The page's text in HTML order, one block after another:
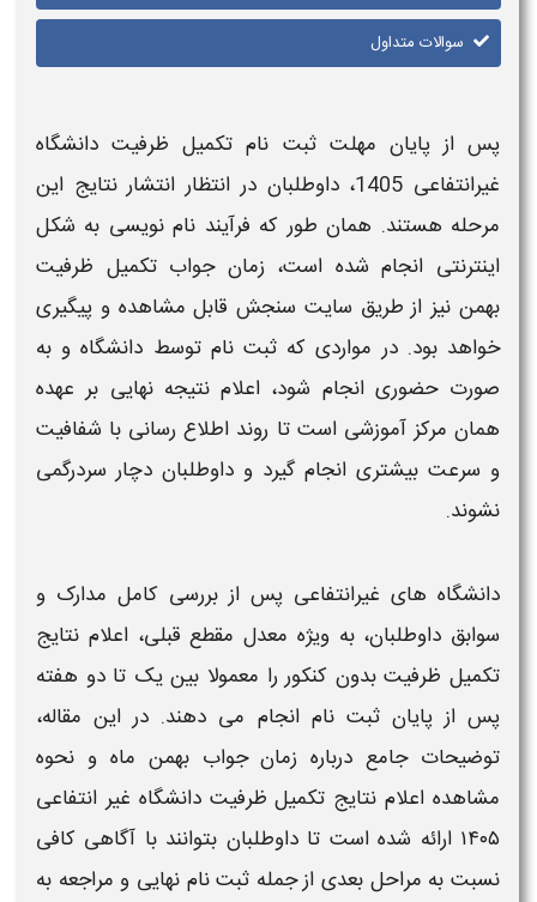
سوالات متداول
پس از پایان مهلت ثبت‌ نام تکمیل ظرفیت دانشگاه
غیرانتفاعی 1405
، داوطلبان در انتظار انتشارنتایج این
مرحله هستند. همان‌ طور که فرآیند نام‌ نویسی به شکل
اینترنتی انجام شده است، زمان جواب تکمیل ظرفیت
بهمن نیز از طریق سایت سنجش قابل مشاهده و پیگیری
خواهد بود. در مواردی که ثبت‌ نام توسط دانشگاهو به‌
صورت حضوری انجام شود، اعلام نتیجه نهایی بر عهده
همان مرکز آموزشی است تا روند اطلاع‌ رسانی با شفافیت
و سرعت بیشتری انجام گیرد و داوطلبان دچار سردرگمی
نشوند.
دانشگاه‌ های غیرانتفاعی پس از بررسی کامل مدارک و
سوابق داوطلبان، به‌ ویژه معدل مقطع قبلی،اعلام نتایج
تکمیل ظرفیت بدون کنکوررا معمولا بین یک تا دو هفته
پس از پایان ثبت‌ نام انجام می‌ دهند. در این مقاله،
توضیحات جامع درباره زمان جواب بهمن ماه و نحوه
مشاهده اعلام نتایج تکمیل ظرفیت دانشگاه غیر انتفاعی
۱۴۰۵ ارائه شده است تا داوطلبان بتوانند با آگاهی کافی
نسبت به مراحل بعدی از جمله ثبت‌ نام نهایی و مراجعه به